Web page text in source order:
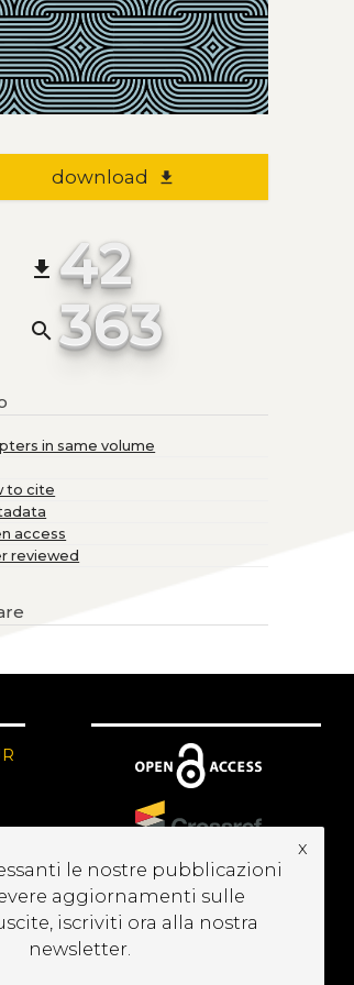
download file_download
file_download 42
search 363
in same volume
to cite
access
reviewed
le nostre pubblicazioni
aggiornamenti sulle
iscriviti ora alla nostra
newsletter.
x